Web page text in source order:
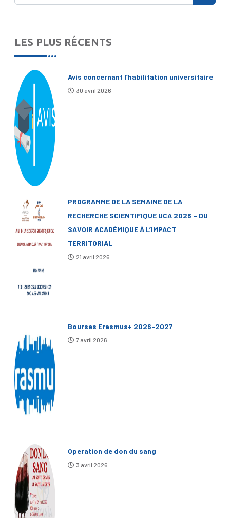
LES PLUS RÉCENTS
Avis concernant l’habilitation universitaire
30 avril 2026
PROGRAMME DE LA SEMAINE DE LA
RECHERCHE SCIENTIFIQUE UCA 2026 – DU
SAVOIR ACADÉMIQUE À L’IMPACT
TERRITORIAL
21 avril 2026
Bourses Erasmus+ 2026-2027
7 avril 2026
Operation de don du sang
3 avril 2026